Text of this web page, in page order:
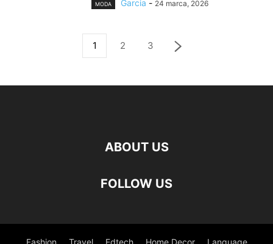
MODA Garcia - 24 marca, 2026
1 2 3
ABOUT US
FOLLOW US